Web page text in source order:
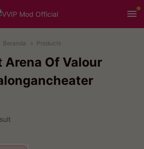
Beranda Products
Arena Of Valour